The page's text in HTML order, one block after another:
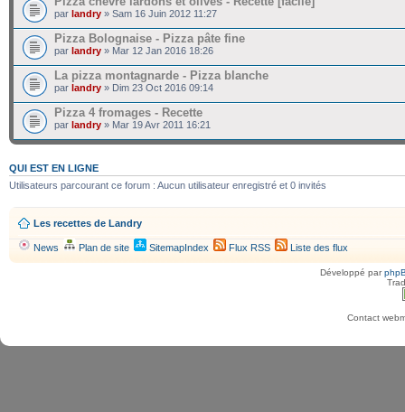
par landry » Sam 16 Juin 2012 11:27
Pizza Bolognaise - Pizza pâte fine
par landry » Mar 12 Jan 2016 18:26
La pizza montagnarde - Pizza blanche
par landry » Dim 23 Oct 2016 09:14
Pizza 4 fromages - Recette
par landry » Mar 19 Avr 2011 16:21
QUI EST EN LIGNE
Utilisateurs parcourant ce forum : Aucun utilisateur enregistré et 0 invités
Les recettes de Landry
News Plan de site SitemapIndex Flux RSS Liste des flux
Développé par
Contact